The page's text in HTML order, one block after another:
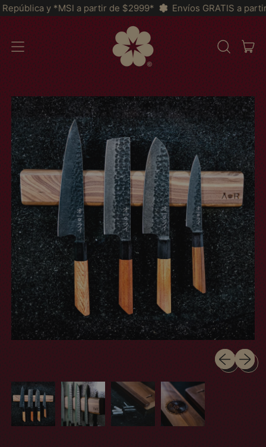
a partir de $2999* Envíos GRATIS a partir de $2,200 a
MENU
SEARCH
OUR
SITE
Previous
Next